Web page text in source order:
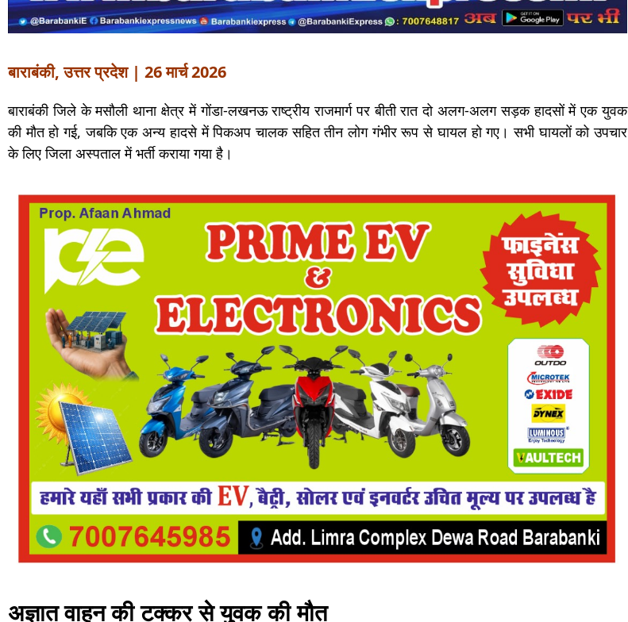
बाराबंकी, उत्तर प्रदेश | 26 मार्च 2026
बाराबंकी जिले के मसौली थाना क्षेत्र में गोंडा-लखनऊ राष्ट्रीय राजमार्ग पर बीती रात दो अलग-अलग सड़क हादसों में एक युवक
की मौत हो गई, जबकि एक अन्य हादसे में पिकअप चालक सहित तीन लोग गंभीर रूप से घायल हो गए। सभी घायलों को उपचार
के लिए जिला अस्पताल में भर्ती कराया गया है।
अज्ञात वाहन की टक्कर से युवक की मौत